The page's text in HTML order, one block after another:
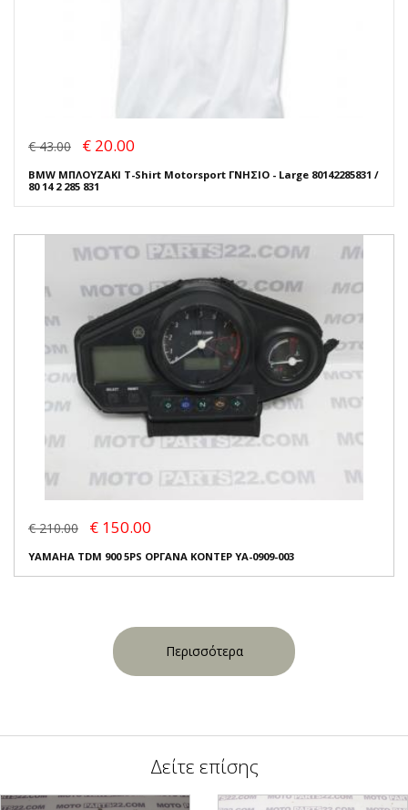
€ 43.00 € 20.00
BMW ΜΠΛΟΥΖΑΚΙ T-Shirt Motorsport ΓΝΗΣΙΟ - Large 80142285831 /
80 14 2 285 831
€ 210.00 € 150.00
YAMAHA TDM 900 5PS ΟΡΓΑΝΑ ΚΟΝΤΕΡ YA-0909-003
Περισσότερα
Δείτε επίσης